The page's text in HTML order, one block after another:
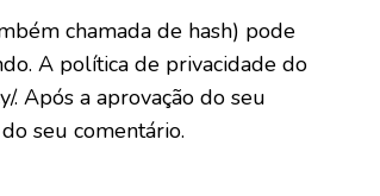
chamada de hash) pode
A política de privacidade do
. Após a aprovação do seu
seu comentário.